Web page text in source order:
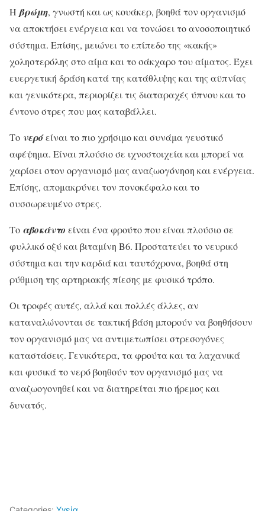
Η βρώμη, γνωστή και ως κουάκερ, βοηθά τον οργανισμό
να αποκτήσει ενέργεια και να τονώσει το ανοσοποιητικό
σύστημα. Επίσης, μειώνει το επίπεδο της «κακής»
χοληστερόλης στο αίμα και το σάκχαρο του αίματος. Έχει
ευεργετική δράση κατά της κατάθλιψης και της αϋπνίας
και γενικότερα, περιορίζει τις διαταραχές ύπνου και το
έντονο στρες που μας καταβάλλει.
Το νερόείναι το πιο χρήσιμο και συνάμα γευστικό
αφέψημα. Είναι πλούσιο σε ιχνοστοιχεία και μπορεί να
χαρίσει στον οργανισμό μας αναζωογόνηση και ενέργεια.
Επίσης, απομακρύνει τον πονοκέφαλο και το
συσσωρευμένο στρες.
Το αβοκάντο είναι ένα φρούτο που είναι πλούσιο σε
φυλλικό οξύ και βιταμίνη Β6. Προστατεύει το νευρικό
σύστημα και την καρδιά και ταυτόχρονα, βοηθά στη
ρύθμιση της αρτηριακής πίεσης με φυσικό τρόπο.
Οι τροφές αυτές, αλλά και πολλές άλλες, αν
καταναλώνονται σε τακτική βάση μπορούν να βοηθήσουν
τον οργανισμό μας να αντιμετωπίσει στρεσογόνες
καταστάσεις. Γενικότερα, τα φρούτα και τα λαχανικά
και φυσικά το νερό βοηθούν τον οργανισμό μας να
αναζωογονηθεί και να διατηρείται πιο ήρεμος και
δυνατός.